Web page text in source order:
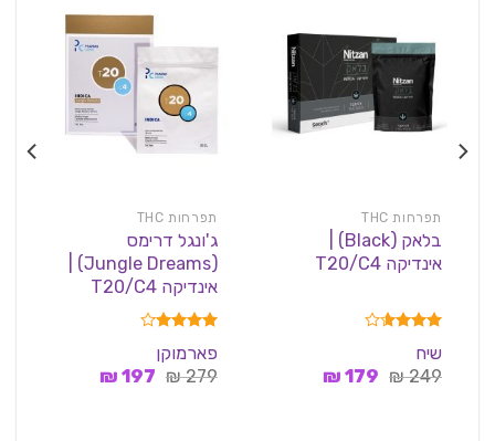
תפרחות THC
בלאק (Black) |
אינדיקה T20/C4
3.60
מתוך 5
שיח
249
₪ המחיר
179
₪המחיר
תפרחות THC
ג'ונגל דרימס
(Jungle Dreams) |
אינדיקה T20/C4
מתוך 5
פארמוקן
279
₪ המחיר
197
₪